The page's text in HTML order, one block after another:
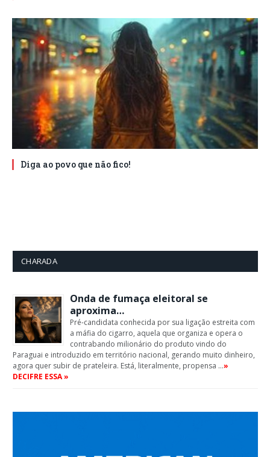
Diga ao povo que não fico!
CHARADA
Onda de fumaça eleitoral se
aproxima…
Pré-candidata conhecida por sua ligação estreita com
a máfia do cigarro, aquela que organiza e opera o
contrabando milionário do produto vindo do
Paraguai e introduzido em território nacional, gerando muito dinheiro,
agora quer subir de prateleira. Está, literalmente, propensa …»
DECIFRE ESSA »